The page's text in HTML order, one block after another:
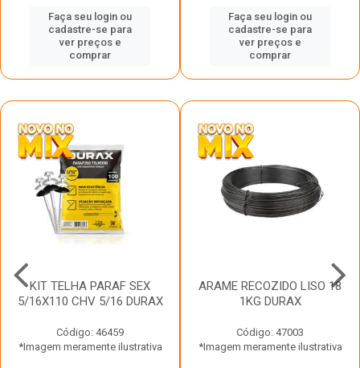
Faça seu login ou
cadastre-se para
ver preços e
comprar
Faça seu login ou
cadastre-se para
ver preços e
comprar
KIT TELHA PARAF SEX
5/16X110 CHV 5/16 DURAX
Código: 46459
*Imagem meramente ilustrativa
ARAME RECOZIDO LISO 18
1KG DURAX
Código: 47003
*Imagem meramente ilustrativa